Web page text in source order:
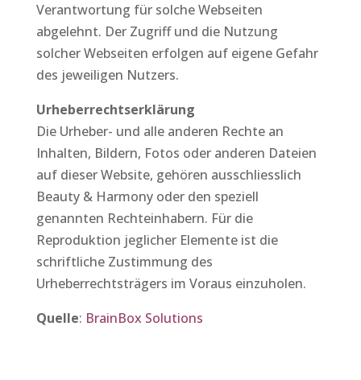
Verantwortung für solche Webseiten
abgelehnt. Der Zugriff und die Nutzung
solcher Webseiten erfolgen auf eigene Gefahr
des jeweiligen Nutzers.
Urheberrechtserklärung
Die Urheber- und alle anderen Rechte an
Inhalten, Bildern, Fotos oder anderen Dateien
auf dieser Website, gehören ausschliesslich
Beauty & Harmony oder den speziell
genannten Rechteinhabern. Für die
Reproduktion jeglicher Elemente ist die
schriftliche Zustimmung des
Urheberrechtsträgers im Voraus einzuholen.
Quelle: BrainBox Solutions